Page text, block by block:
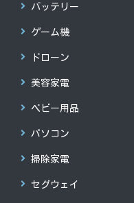
バッテリー
ゲーム機
ドローン
美容家電
ベビー用品
パソコン
掃除家電
セグウェイ